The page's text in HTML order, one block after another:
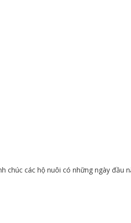
chúc các hộ nuôi có những ngày đầu